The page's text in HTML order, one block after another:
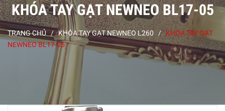
KHÓA TAY GẠT NEWNEO BL17-05
TRANG CHỦ / KHÓA TAY GẠT NEWNEO L260 / KHÓA TAY GẠT
NEWNEO BL17-05